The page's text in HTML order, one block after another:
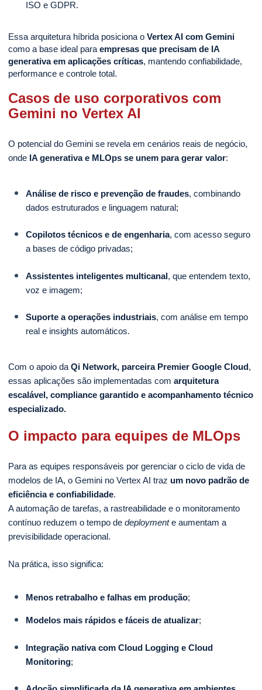
ISO e GDPR.
Essa arquitetura híbrida posiciona o Vertex AI com Gemini
como a base ideal para empresas que precisam de IA
generativa em aplicações críticas, mantendo confiabilidade,
performance e controle total.
Casos de uso corporativos com
Gemini no Vertex AI
O potencial do Gemini se revela em cenários reais de negócio,
onde IA generativa e MLOps se unem para gerar valor:
Análise de risco e prevenção de fraudes, combinando
dados estruturados e linguagem natural;
Copilotos técnicos e de engenharia, com acesso seguro
a bases de código privadas;
Assistentes inteligentes multicanal, que entendem texto,
voz e imagem;
Suporte a operações industriais, com análise em tempo
real e insights automáticos.
Com o apoio da Qi Network, parceira Premier Google Cloud,
essas aplicações são implementadas com arquitetura
escalável, compliance garantido e acompanhamento técnico
especializado.
O impacto para equipes de MLOps
Para as equipes responsáveis por gerenciar o ciclo de vida de
modelos de IA, o Gemini no Vertex AI traz um novo padrão de
eficiência e confiabilidade.
A automação de tarefas, a rastreabilidade e o monitoramento
contínuo reduzem o tempo de deploymente aumentam a
previsibilidade operacional.
Na prática, isso significa:
Menos retrabalho e falhas em produção;
Modelos mais rápidos e fáceis de atualizar;
Integração nativa com Cloud Logging e Cloud
Monitoring;